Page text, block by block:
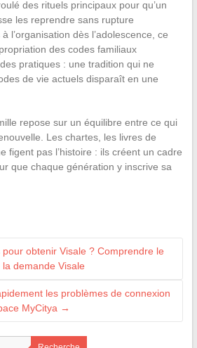
des rituels principaux pour qu’un
les reprendre sans rupture
l’organisation dès l’adolescence, ce
des codes familiaux
pratiques : une tradition qui ne
de vie actuels disparaît en une
repose sur un équilibre entre ce qui
Les chartes, les livres de
figent pas l’histoire : ils créent un cadre
que chaque génération y inscrive sa
obtenir Visale ? Comprendre le
demande Visale
les problèmes de connexion
MyCitya →